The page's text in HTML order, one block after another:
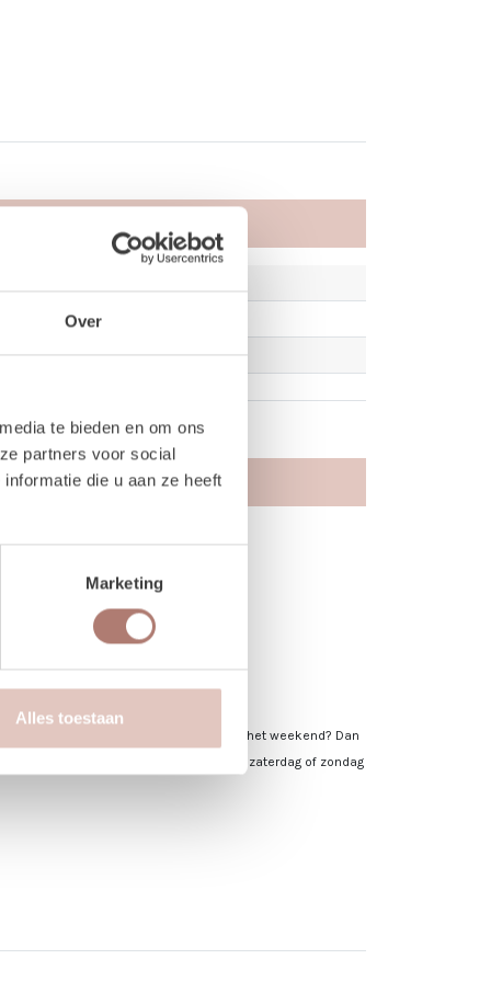
Over
te bieden en om ons
partners voor social
die u aan ze heeft
Marketing
Alles toestaan
dan 25-27 april in.
Valt jouw bezorgdag/terugbreng dag in het weekend? Dan
De verhuurchauffeurs rijden niet op zaterdag of zondag